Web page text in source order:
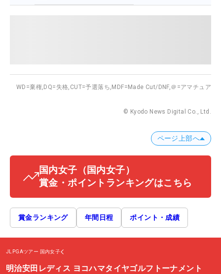
WD=棄権, DQ=失格, CUT=予選落ち, MDF=Made Cut/DNF,＠=アマチュア
© Kyodo News Digital Co., Ltd.
ページ上部へ
国内女子 （国内女子）
賞金・ポイントランキングはこちら
賞金ランキング 年間日程 ポイント・成績
JLPGAツアー 国内女子
明治安田レディス ヨコハマタイヤゴルフトーナメント